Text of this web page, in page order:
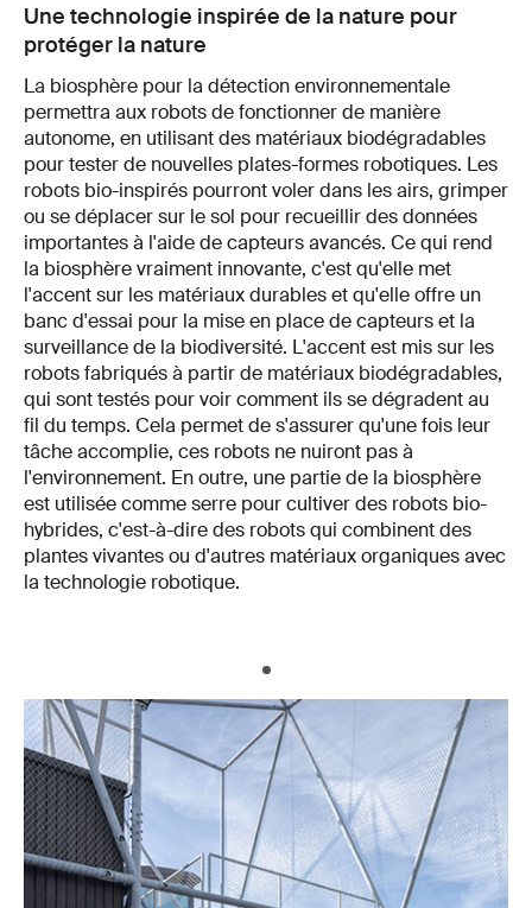
Une technologie inspirée de la nature pour
protéger la nature
La biosphère pour la détection environnementale
permettra aux robots de fonctionner de manière
autonome, en utilisant des matériaux biodégradables
pour tester de nouvelles plates-formes robotiques. Les
robots bio-inspirés pourront voler dans les airs, grimper
ou se déplacer sur le sol pour recueillir des données
importantes à l'aide de capteurs avancés. Ce qui rend
la biosphère vraiment innovante, c'est qu'elle met
l'accent sur les matériaux durables et qu'elle offre un
banc d'essai pour la mise en place de capteurs et la
surveillance de la biodiversité. L'accent est mis sur les
robots fabriqués à partir de matériaux biodégradables,
qui sont testés pour voir comment ils se dégradent au
fil du temps. Cela permet de s'assurer qu'une fois leur
tâche accomplie, ces robots ne nuiront pas à
l'environnement. En outre, une partie de la biosphère
est utilisée comme serre pour cultiver des robots bio-
hybrides, c'est-à-dire des robots qui combinent des
plantes vivantes ou d'autres matériaux organiques avec
la technologie robotique.